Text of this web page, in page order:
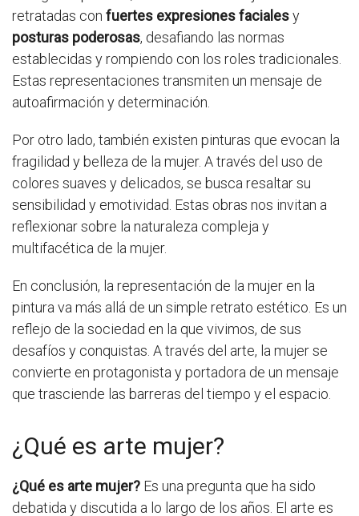
retratadas con fuertes expresiones facialesy
posturas poderosas, desafiando las normas
establecidas y rompiendo con los roles tradicionales.
Estas representaciones transmiten un mensaje de
autoafirmación y determinación.
Por otro lado, también existen pinturas que evocan la
fragilidad y belleza de la mujer. A través del uso de
colores suaves y delicados, se busca resaltar su
sensibilidad y emotividad. Estas obras nos invitan a
reflexionar sobre la naturaleza compleja y
multifacética de la mujer.
En conclusión, la representación de la mujer en la
pintura va más allá de un simple retrato estético. Es un
reflejo de la sociedad en la que vivimos, de sus
desafíos y conquistas. A través del arte, la mujer se
convierte en protagonista y portadora de un mensaje
que trasciende las barreras del tiempo y el espacio.
¿Qué es arte mujer?
¿Qué es arte mujer? Es una pregunta que ha sido
debatida y discutida a lo largo de los años. El arte es